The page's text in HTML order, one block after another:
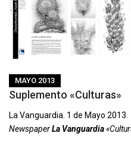
MAYO 2013
Suplemento «Culturas»
La Vanguardia. 1 de Mayo 2013.
NewspaperLa Vanguardia